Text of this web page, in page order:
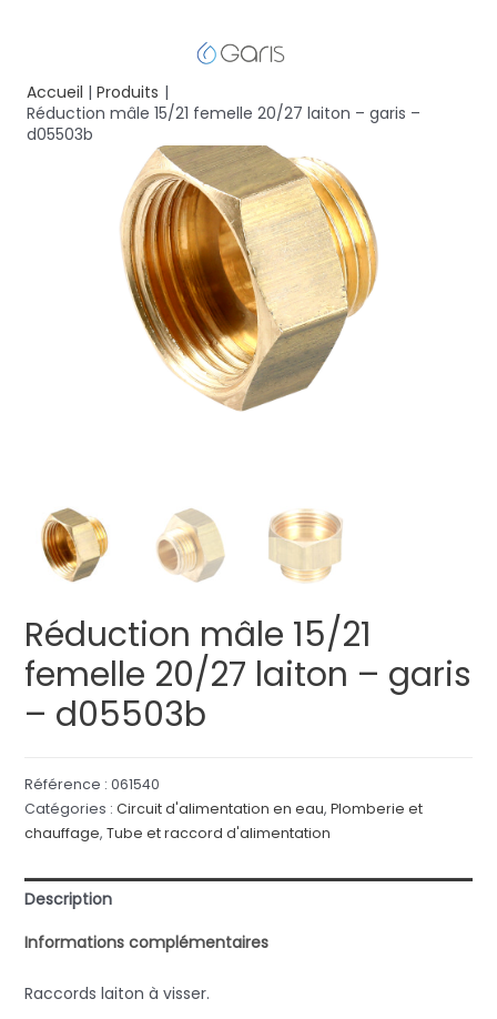
Accueil
Produits
Réduction mâle 15/21 femelle 20/27 laiton – garis –
d05503b
Réduction mâle 15/21
femelle 20/27 laiton – garis
– d05503b
Référence : 061540
Catégories : Circuit d'alimentation en eau, Plomberie et
chauffage, Tube et raccord d'alimentation
Description
Informations complémentaires
Raccords laiton à visser.